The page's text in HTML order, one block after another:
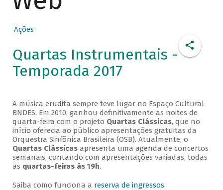
Ações
Quartas Instrumentais -
Temporada 2017
A música erudita sempre teve lugar no Espaço Cultural
BNDES. Em 2010, ganhou definitivamente as noites de
quarta-feira com o projeto Quartas Clássicas, que no
início oferecia ao público apresentações gratuitas da
Orquestra Sinfônica Brasileira (OSB). Atualmente, o
Quartas Clássicasapresenta uma agenda de concertos
semanais, contando com apresentações variadas, todas
as quartas-feiras às 19h.
Saiba como funciona a reserva de ingressos.